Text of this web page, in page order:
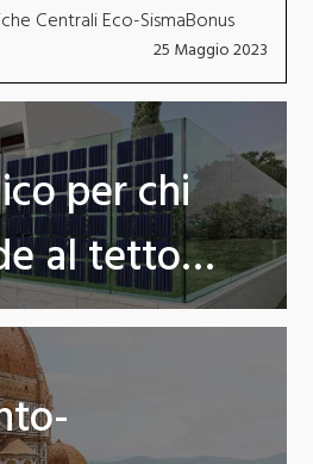
Centrali Eco-SismaBonus
25 Maggio 2023
per chi
al tetto…